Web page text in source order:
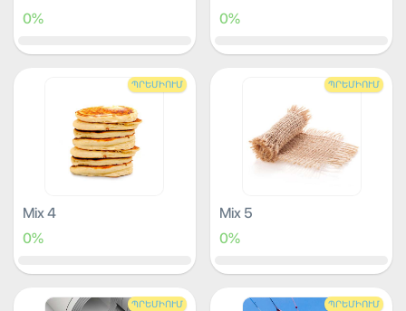
0%
0%
ՊՐԵՄԻՈՒՄ
Mix 4
0%
ՊՐԵՄԻՈՒՄ
Mix 5
0%
ՊՐԵՄԻՈՒՄ ՊՐԵՄԻՈՒՄ